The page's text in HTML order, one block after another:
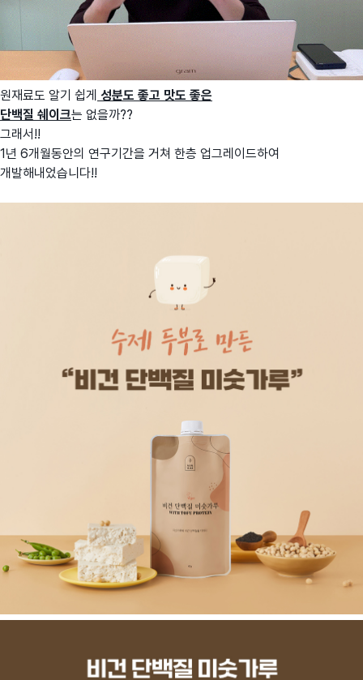
원재료도 알기 쉽게 성분도 좋고 맛도 좋은
단백질 쉐이크는 없을까??
그래서!!
1년 6개월동안의 연구기간을 거쳐 한층 업그레이드하여
개발해내었습니다!!